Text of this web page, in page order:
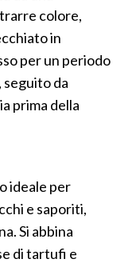
colore,
in
per un periodo
seguito da
prima della
ideale per
e saporiti,
Si abbina
di tartufi e